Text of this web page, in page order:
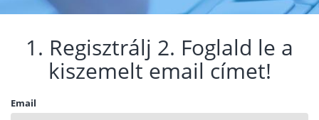
1. Regisztrálj 2. Foglald le a
kiszemelt email címet!
Email